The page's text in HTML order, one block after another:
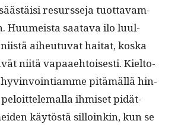
resursse­ja tuot­tavam­
Huumeista saata­va ilo luul­
aiheutu­vat hai­tat, kos­ka
niitä vapaae­htois­es­ti. Kiel­to­
pitämäl­lä hin­
ihmiset pidät­
käytöstä sil­loinkin, kun se